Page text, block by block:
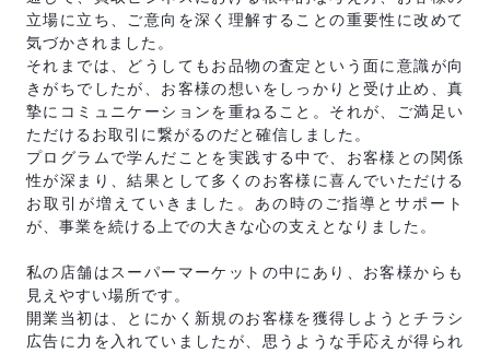
立場に立ち、ご意向を深く理解することの重要性に改めて
気づかされました。
それまでは、どうしてもお品物の査定という面に意識が向
きがちでしたが、お客様の想いをしっかりと受け止め、真
摯にコミュニケーションを重ねること。それが、ご満足い
ただけるお取引に繋がるのだと確信しました。
プログラムで学んだことを実践する中で、お客様との関係
性が深まり、結果として多くのお客様に喜んでいただける
お取引が増えていきました。あの時のご指導とサポート
が、事業を続ける上での大きな心の支えとなりました。
私の店舗はスーパーマーケットの中にあり、お客様からも
見えやすい場所です。
開業当初は、とにかく新規のお客様を獲得しようとチラシ
広告に力を入れていましたが、思うような手応えが得られ